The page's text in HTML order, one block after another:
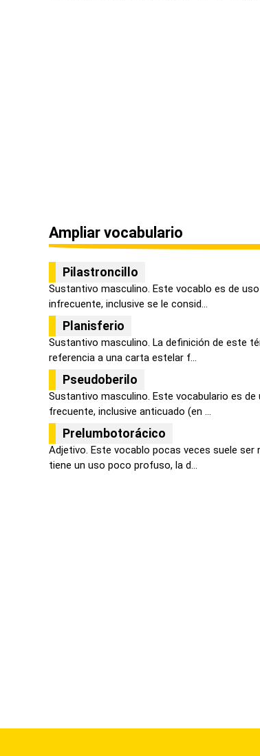
Ampliar vocabulario
Pilastroncillo
Sustantivo masculino. Este vocablo es de
infrecuente, inclusive se le consid...
Planisferio
Sustantivo masculino. La definición de este
referencia a una carta estelar f...
Pseudoberilo
Sustantivo masculino. Este vocabulario es de
frecuente, inclusive anticuado (en ...
Prelumbotorácico
Adjetivo. Este vocablo pocas veces suele ser
tiene un uso poco profuso, la d...